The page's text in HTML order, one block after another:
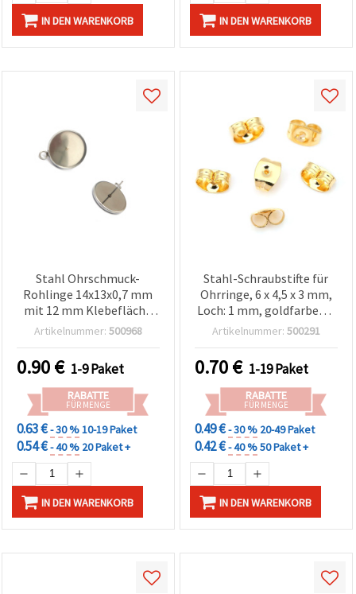
IN DEN WARENKORB IN DEN WARENKORB
Stahl Ohrschmuck-
Rohlinge 14x13x0,7 mm
mit 12 mm Klebefläche
und 2 mm Öse,
Artikelnummer: 500968
0.90€ 1-9 Paket
RABATTE
FÜR MENGE
0.63 €- 30 %10-19 Paket
0.54 €- 40 % 20 Paket +
IN DEN WARENKORB
Stahl-Schraubstifte für
Ohrringe, 6 x 4,5 x 3 mm,
Loch: 1 mm, goldfarben –
20 Stück
Artikelnummer: 500291
0.70€ 1-19 Paket
RABATTE
FÜR MENGE
0.49 €- 30 % 20-49 Paket
0.42 €- 40 %50 Paket +
IN DEN WARENKORB